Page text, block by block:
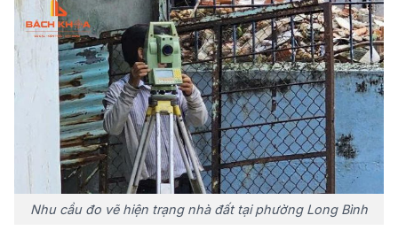
Nhu cầu đo vẽ hiện trạng nhà đất tại phường Long Bình